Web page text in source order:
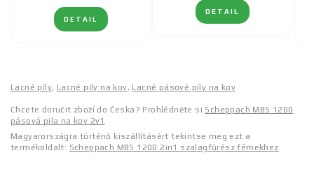
DETAIL
DETAIL
Lacné píly, Lacné píly na kov, Lacné pásové píly na kov
Chcete doručit zboží do Česka? Prohlédněte si Scheppach MBS 1200
pásová pila na kov 2v1
Magyarországra történő kiszállításért tekintse meg ezt a
termékoldalt: Scheppach MBS 1200 2in1 szalagfűrész fémekhez